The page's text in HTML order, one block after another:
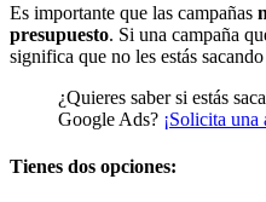
Es importante que las campañas
presupuesto. Si una campaña
significa que no les estás
¿Quieres saber si estás
Google Ads? ¡Solicita una
Tienes dos opciones: